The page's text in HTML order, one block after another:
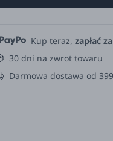
Kup teraz, zapłać
30 dni na zwrot towaru
Darmowa dostawa od